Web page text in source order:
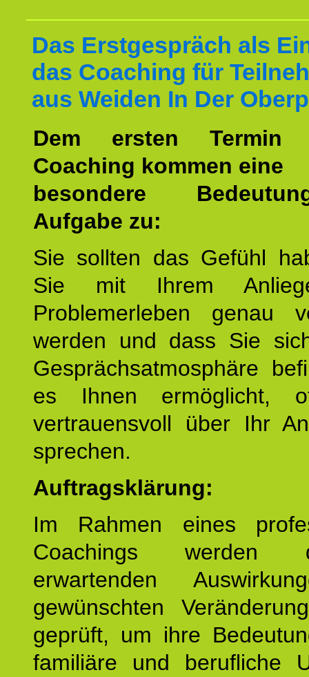
Das Erstgespräch als
das Coaching für
aus Weiden In Der
Dem ersten
Coaching kommen eine
besondere
Aufgabe zu:
Sie sollten das Gefühl
Sie mit Ihrem
Problemerleben genau
werden und dass Sie
Gesprächsatmosphäre
es Ihnen ermöglicht,
vertrauensvoll über Ihr
sprechen.
Auftragsklärung:
Im Rahmen eines
Coachings
erwartenden
gewünschten
geprüft, um ihre
familiäre und berufliche